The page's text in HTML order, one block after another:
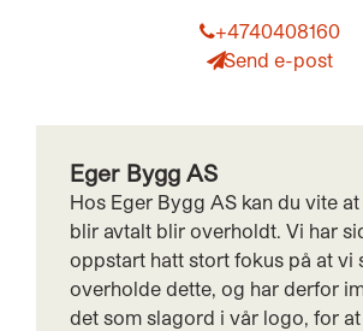
+4740408160
Send e-post
Eger Bygg AS
Hos Eger Bygg AS kan du vite
blir avtalt blir overholdt. Vi har
oppstart hatt stort fokus på at vi
overholde dette, og har derfor
det som slagord i vår logo, for at